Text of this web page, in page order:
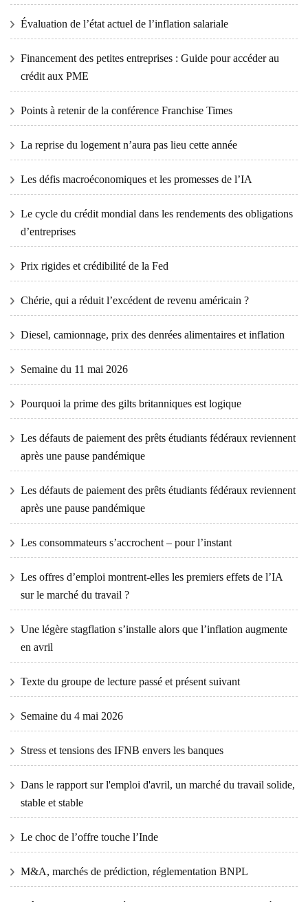
Évaluation de l’état actuel de l’inflation salariale
Financement des petites entreprises : Guide pour accéder au
crédit aux PME
Points à retenir de la conférence Franchise Times
La reprise du logement n’aura pas lieu cette année
Les défis macroéconomiques et les promesses de l’IA
Le cycle du crédit mondial dans les rendements des obligations
d’entreprises
Prix ​​​​rigides et crédibilité de la Fed
Chérie, qui a réduit l’excédent de revenu américain ?
Diesel, camionnage, prix des denrées alimentaires et inflation
Semaine du 11 mai 2026
Pourquoi la prime des gilts britanniques est logique
Les défauts de paiement des prêts étudiants fédéraux reviennent
après une pause pandémique
Les défauts de paiement des prêts étudiants fédéraux reviennent
après une pause pandémique
Les consommateurs s’accrochent – ​​pour l’instant
Les offres d’emploi montrent-elles les premiers effets de l’IA
sur le marché du travail ?
Une légère stagflation s’installe alors que l’inflation augmente
en avril
Texte du groupe de lecture passé et présent suivant
Semaine du 4 mai 2026
Stress et tensions des IFNB envers les banques
Dans le rapport sur l'emploi d'avril, un marché du travail solide,
stable et stable
Le choc de l’offre touche l’Inde
M&A, marchés de prédiction, réglementation BNPL